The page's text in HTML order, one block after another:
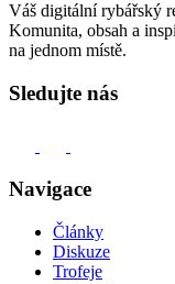
Váš digitální rybářský
Komunita, obsah a
na jednom místě.
Sledujte nás
Navigace
Články
Diskuze
Trofeje